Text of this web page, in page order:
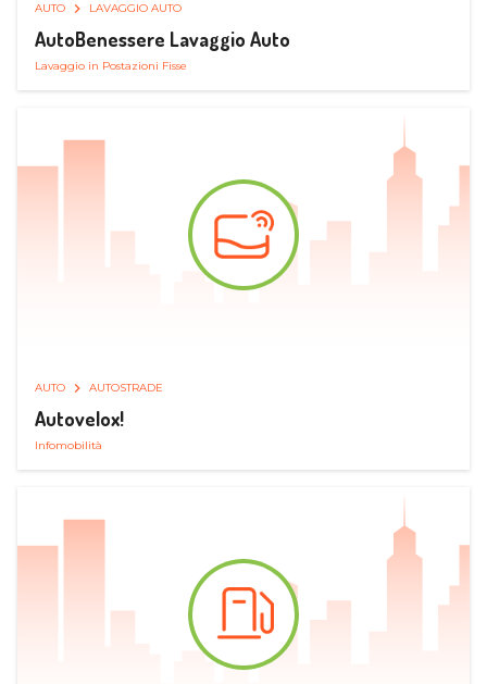
AUTO LAVAGGIO AUTO
AutoBenessere Lavaggio Auto
Lavaggio in Postazioni Fisse
AUTO AUTOSTRADE
Autovelox!
Infomobilità